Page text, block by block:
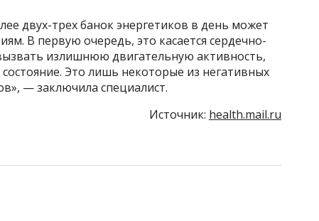
двух-трех банок энергетиков в день может
В первую очередь, это касается сердечно-
излишнюю двигательную активность,
Это лишь некоторые из негативных
— заключила специалист.
Источник: health.mail.ru